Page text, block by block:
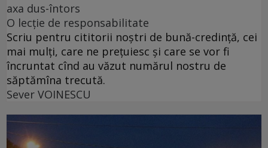
axa dus-întors
O lecție de responsabilitate
Scriu pentru cititorii noștri de bună-credință, cei
mai mulți, care ne prețuiesc și care se vor fi
încruntat cînd au văzut numărul nostru de
săptămîna trecută.
Sever VOINESCU